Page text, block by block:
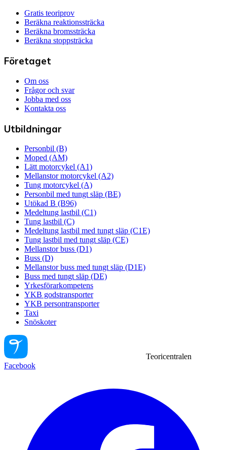
Gratis teoriprov
Beräkna reaktionssträcka
Beräkna bromssträcka
Beräkna stoppsträcka
Företaget
Om oss
Frågor och svar
Jobba med oss
Kontakta oss
Utbildningar
Personbil (B)
Moped (AM)
Lätt motorcykel (A1)
Mellanstor motorcykel (A2)
Tung motorcykel (A)
Personbil med tungt släp (BE)
Utökad B (B96)
Medeltung lastbil (C1)
Tung lastbil (C)
Medeltung lastbil med tungt släp (C1E)
Tung lastbil med tungt släp (CE)
Mellanstor buss (D1)
Buss (D)
Mellanstor buss med tungt släp (D1E)
Buss med tungt släp (DE)
Yrkesförarkompetens
YKB godstransporter
YKB persontransporter
Taxi
Snöskoter
Teoricentralen
Facebook